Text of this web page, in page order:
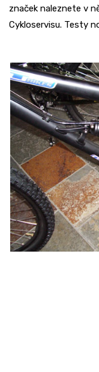
značek naleznete v
Cykloservisu. Testy